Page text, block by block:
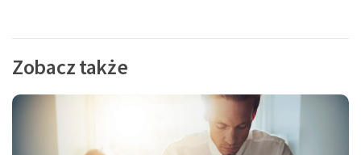
Zobacz także